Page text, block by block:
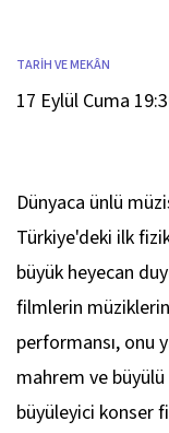
TARİH VE MEKÂN
17 Eylül Cuma
Dünyaca ünlü
Türkiye'deki ilk
büyük heyecan
filmlerin
performansı, onu
mahrem ve
büyüleyici konser